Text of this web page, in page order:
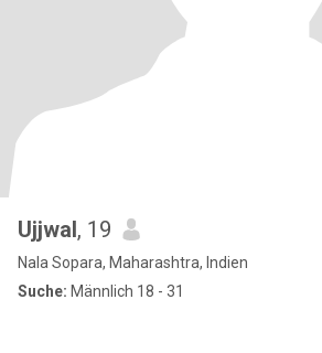
Ujjwal, 19
Nala Sopara, Maharashtra, Indien
Suche: Männlich 18 - 31